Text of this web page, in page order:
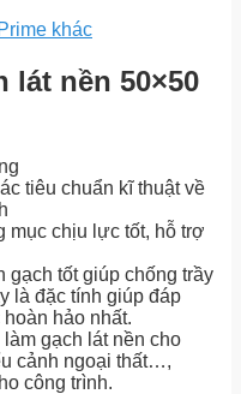
khác
lát nền 50×50
tiêu chuẩn kĩ thuật về
mục chịu lực tốt, hỗ trợ
gạch tốt giúp chống trầy
là đặc tính giúp đáp
hảo nhất.
gạch lát nền cho
cảnh ngoại thất…,
công trình.